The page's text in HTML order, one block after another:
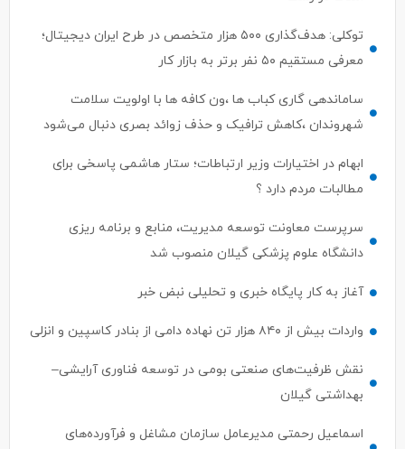
توکلی: هدف‌گذاری ۵۰۰ هزار متخصص در طرح ایران دیجیتال؛
معرفی مستقیم ۵۰ نفر برتر به بازار کار
ساماندهی گاری کباب ها ،ون کافه ها با اولویت سلامت
شهروندان ،کاهش ترافیک و حذف زوائد بصری دنبال می‌شود
ابهام در اختیارات وزیر ارتباطات؛ ستار هاشمی پاسخی برای
مطالبات مردم دارد ؟
سرپرست معاونت توسعه مدیریت، منابع و برنامه ریزی
دانشگاه علوم پزشکی گیلان منصوب شد
آغاز به کار پایگاه خبری و تحلیلی نبض خبر
واردات بیش از ۸۴۰ هزار تن نهاده دامی از بنادر كاسپین و انزلی
نقش ظرفیت‌های صنعتی بومی در توسعه فناوری آرایشی–
بهداشتی گیلان
اسماعیل رحمتی مدیرعامل سازمان مشاغل و فرآورده‌های